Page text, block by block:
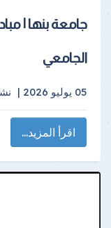
الجامعي
05 يوليو 2026 |
اقرأ المزيد...